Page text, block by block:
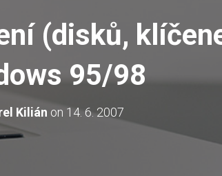
(disků,
95/98
Kilián on 14. 6. 2007